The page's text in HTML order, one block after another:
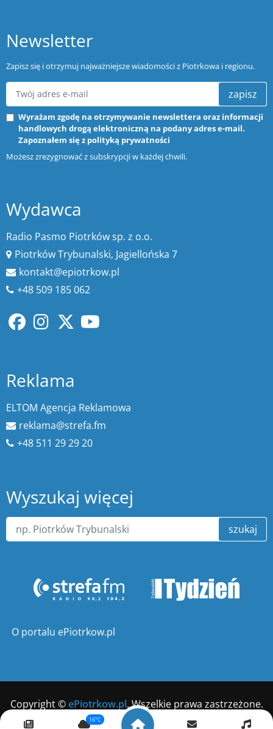
Newsletter
Zapisz się i otrzymuj najważniejsze wiadomości z Piotrkowa i regionu.
zapisz
Wyrażam zgodę na otrzymywanie newslettera oraz informacji
handlowych drogą elektroniczną na podany adres e-mail.
Zapoznałem się z polityką prywatności
Możesz zrezygnować z subskrypcji w każdej chwili.
Wydawca
Radio Pasmo Piotrków sp. z o.o.
Piotrków Trybunalski, Jagiellońska 7
kontakt@epiotrkow.pl
+48 509 185 062
Reklama
ELTOM Agencja Reklamowa
reklama@strefa.fm
+48 511 29 29 20
Wyszukaj więcej
szukaj
O portalu ePiotrkow.pl
Copyright ©ePiotrkow.pl. Wszelkie prawa zastrzeżone.
Wykonanie xnc.pl
16°C